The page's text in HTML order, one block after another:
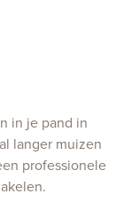
in je pand in
langer muizen
professionele